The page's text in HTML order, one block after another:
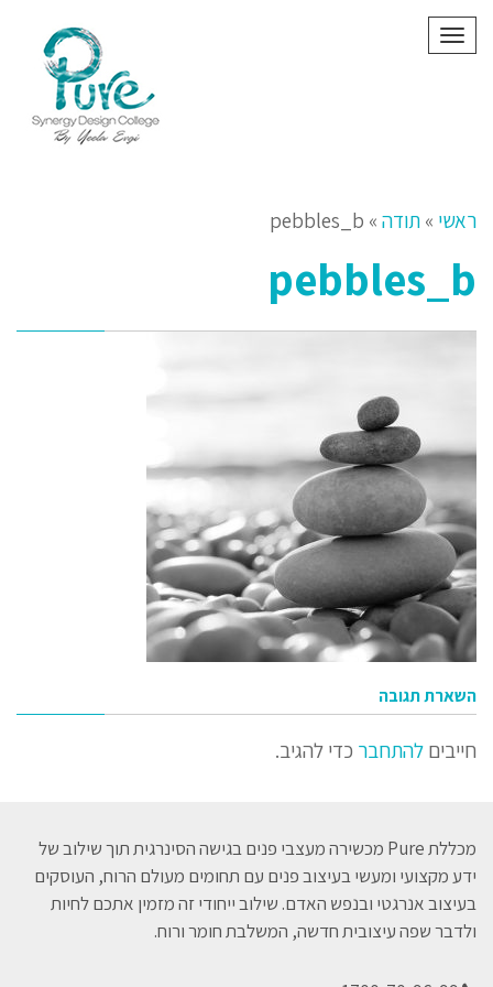
תפריט
ראשי » תודה »
pebbles_b
pebbles_b
השארת תגובה
חייבים להתחבר כדי להגיב.
מכללת Pure מכשירה מעצבי פנים בגישה הסינרגית תוך שילוב של
ידע מקצועי ומעשי בעיצוב פנים עם תחומים מעולם הרוח, העוסקים
בעיצוב אנרגטי ובנפש האדם. שילוב ייחודי זה מזמין אתכם לחיות
ולדבר שפה עיצובית חדשה, המשלבת חומר ורוח.